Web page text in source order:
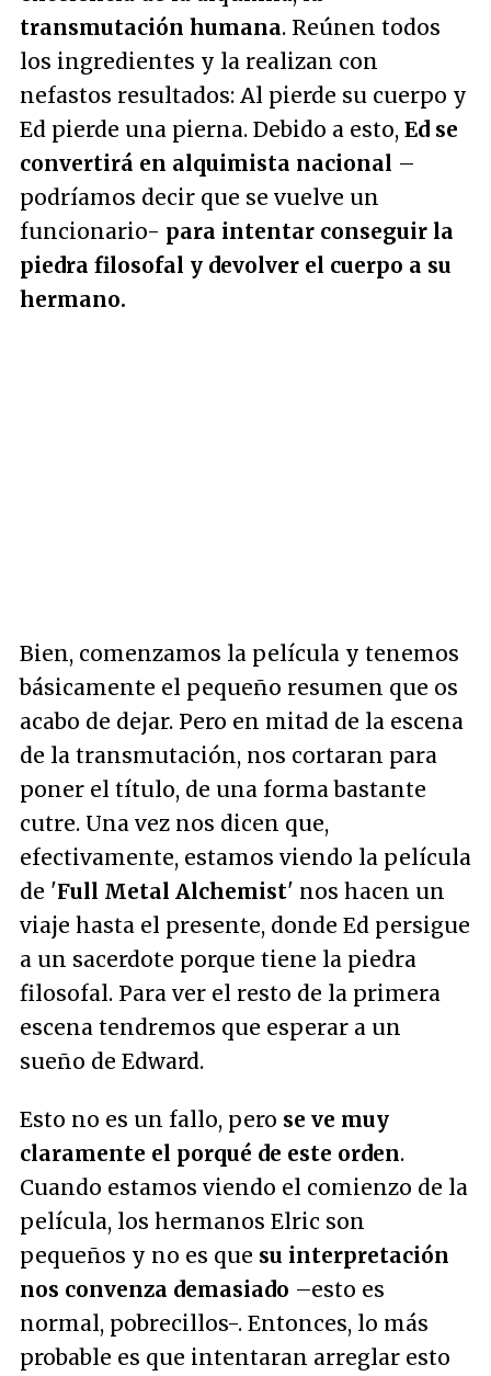
transmutación humana. Reúnen todos
los ingredientes y la realizan con
nefastos resultados: Al pierde su cuerpo y
Ed pierde una pierna. Debido a esto, Ed se
convertirá en alquimista nacional –
podríamos decir que se vuelve un
funcionario- para intentar conseguir la
piedra filosofal y devolver el cuerpo a su
hermano.
Bien, comenzamos la película y tenemos
básicamente el pequeño resumen que os
acabo de dejar. Pero en mitad de la escena
de la transmutación, nos cortaran para
poner el título, de una forma bastante
cutre. Una vez nos dicen que,
efectivamente, estamos viendo la película
de 'Full Metal Alchemist' nos hacen un
viaje hasta el presente, donde Ed persigue
a un sacerdote porque tiene la piedra
filosofal. Para ver el resto de la primera
escena tendremos que esperar a un
sueño de Edward.
Esto no es un fallo, pero se ve muy
claramente el porqué de este orden.
Cuando estamos viendo el comienzo de la
película, los hermanos Elric son
pequeños y no es que su interpretación
nos convenza demasiado –esto es
normal, pobrecillos-. Entonces, lo más
probable es que intentaran arreglar esto